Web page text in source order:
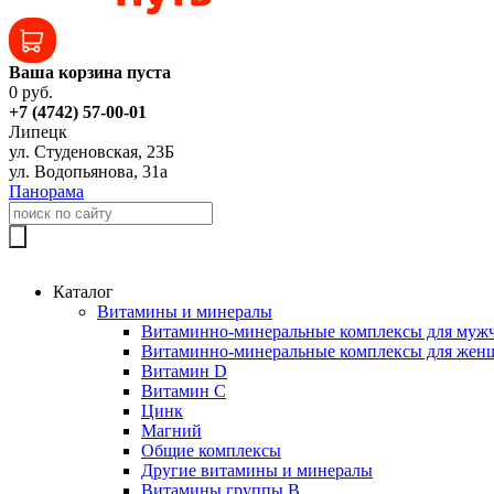
Ваша корзина пуста
0 руб.
+7 (4742) 57-00-01
Липецк
ул. Студеновская, 23Б
ул. Водопьянова, 31а
Панорама
Каталог
Витамины и минералы
Витаминно-минеральные комплексы для
Витаминно-минеральные комплексы для
Витамин D
Витамин C
Цинк
Магний
Общие комплексы
Другие витамины и минералы